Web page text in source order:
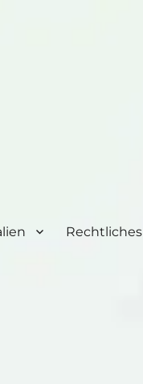
Rechtliches